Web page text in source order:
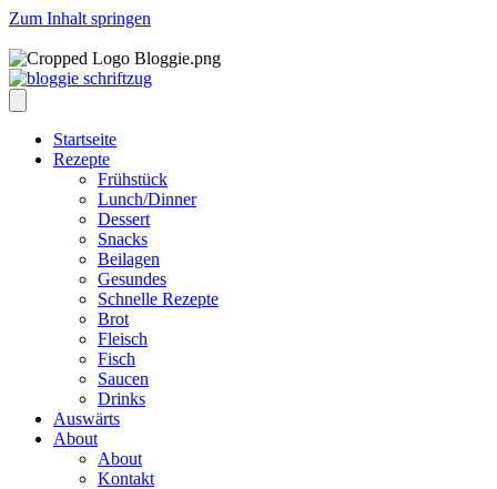
Zum Inhalt springen
Startseite
Rezepte
Frühstück
Lunch/Dinner
Dessert
Snacks
Beilagen
Gesundes
Schnelle Rezepte
Brot
Fleisch
Fisch
Saucen
Drinks
Auswärts
About
About
Kontakt